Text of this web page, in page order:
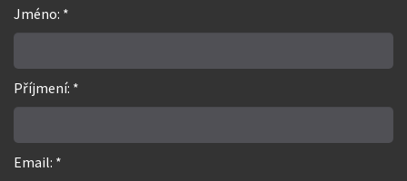
Jméno: *
Příjmení: *
Email: *